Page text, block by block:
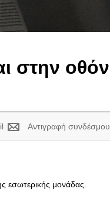
στην
Αντιγραφή συνδέσμου
εσωτερικής μονάδας.